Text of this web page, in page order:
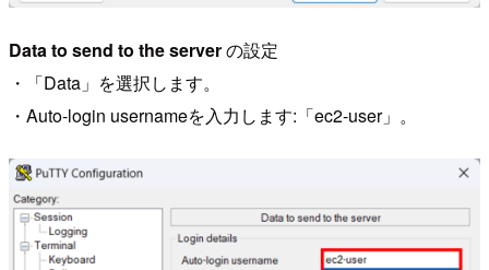
Data to send to the serverの設定
・「Data」を選択します。
・Auto-login usernameを入力します:「ec2-user」。